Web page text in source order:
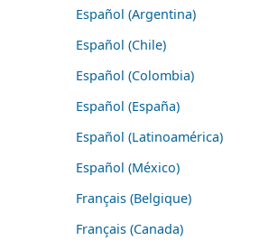
Español (Argentina)
Español (Chile)
Español (Colombia)
Español (España)
Español (Latinoamérica)
Español (México)
Français (Belgique)
Français (Canada)